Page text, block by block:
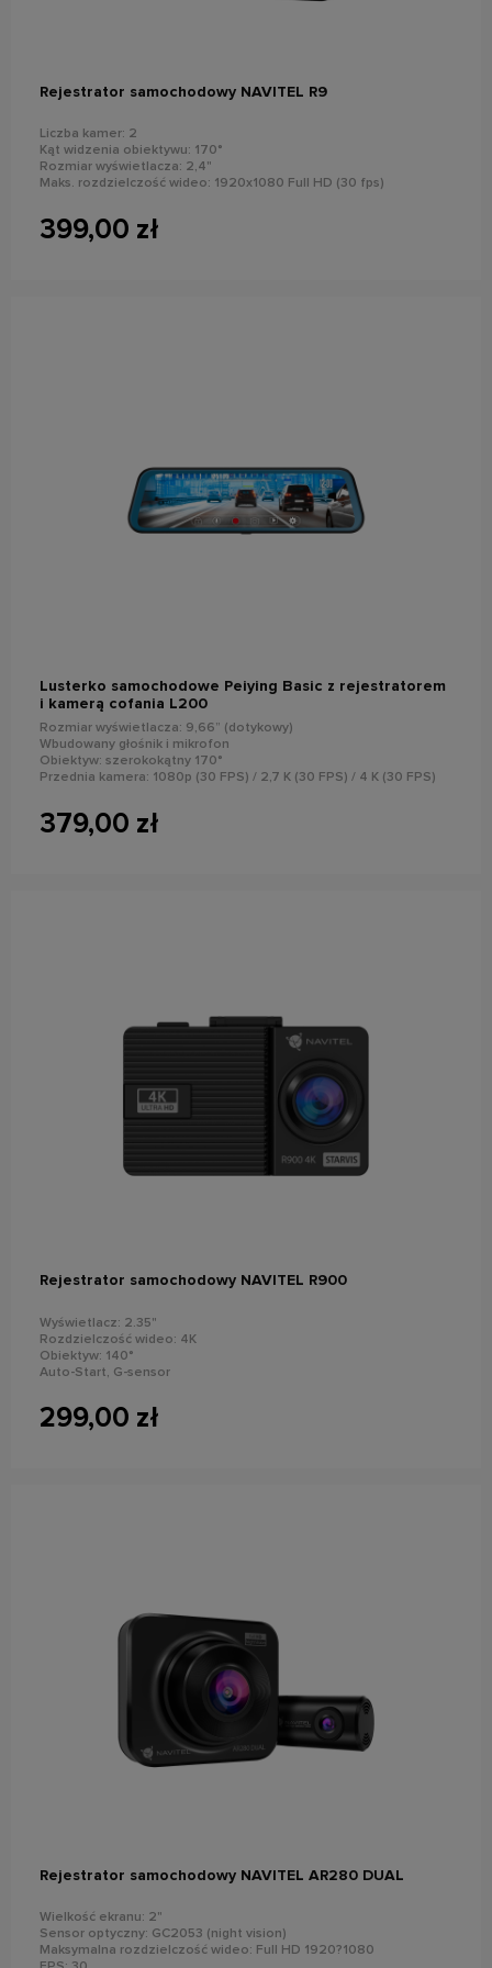
Rejestrator samochodowy NAVITEL R9
Liczba kamer: 2
Kąt widzenia obiektywu: 170°
Rozmiar wyświetlacza: 2,4"
Maks. rozdzielczość wideo: 1920x1080 Full HD (30 fps)
399,00 zł
Lusterko samochodowe Peiying Basic z rejestratorem
i kamerą cofania L200
Rozmiar wyświetlacza: 9,66” (dotykowy)
Wbudowany głośnik i mikrofon
Obiektyw: szerokokątny 170°
Przednia kamera: 1080p (30 FPS) / 2,7 K (30 FPS) / 4 K (30 FPS)
stempel daty
379,00 zł
Rejestrator samochodowy NAVITEL R900
Wyświetlacz: 2.35"
Rozdzielczość wideo: 4K
Obiektyw: 140°
Auto-Start, G-sensor
299,00 zł
do koszyka
Rejestrator samochodowy NAVITEL AR280 DUAL
Wielkość ekranu: 2"
Sensor optyczny: GC2053 (night vision)
Maksymalna rozdzielczość wideo: Full HD 1920?1080